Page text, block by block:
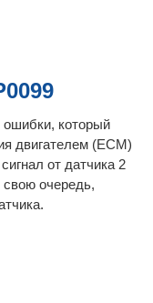
который
двигателем (ECM)
от датчика 2
свою очередь,